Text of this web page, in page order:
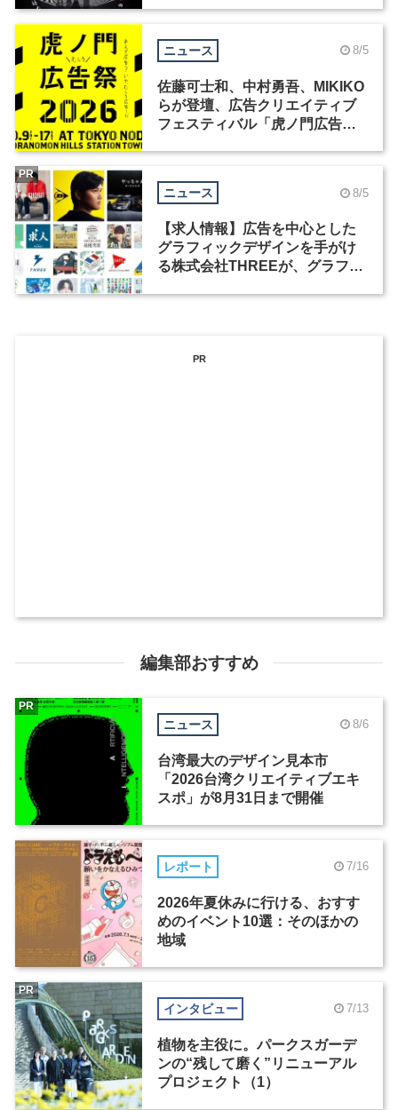
ニュース 8/5
佐藤可士和、中村勇吾、MIKIKO
らが登壇、広告クリエイティブ
フェスティバル「虎ノ門広告
ニュース 8/5
【求人情報】広告を中心とした
グラフィックデザインを手がけ
る株式会社THREEが、グラフィ
PR
PR
編集部おすすめ
ニュース 8/6
台湾最大のデザイン見本市
「2026台湾クリエイティブエキ
スポ」が8月31日まで開催
PR
レポート 7/16
2026年夏休みに行ける、おすす
めのイベント10選：そのほかの
地域
インタビュー 7/13
植物を主役に。パークスガーデ
ンの“残して磨く”リニューアル
プロジェクト（1）
PR